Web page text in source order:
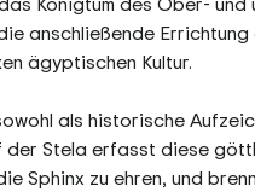
anschließende
ägyptischen Kultur.
als historische
Stela erfasst diese
Sphinx zu ehren, und